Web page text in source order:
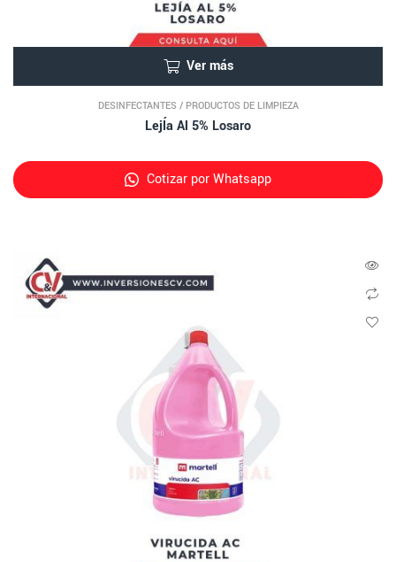
Ver más
DESINFECTANTES / PRODUCTOS DE LIMPIEZA
LejÍa Al 5% Losaro
Cotizar por Whatsapp